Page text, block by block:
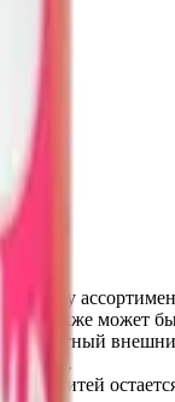
нашему
также может
приятный
нитей